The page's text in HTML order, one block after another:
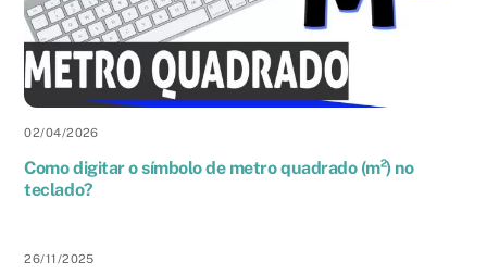
02/04/2026
Como digitar o símbolo de metro quadrado (m²) no
teclado?
26/11 /2025